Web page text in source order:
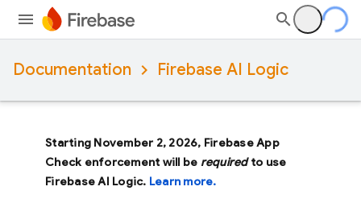
Documentation Firebase AI Logic
Starting November 2, 2026, Firebase App
Check enforcement will be requiredto use
Firebase AI Logic. Learn more.